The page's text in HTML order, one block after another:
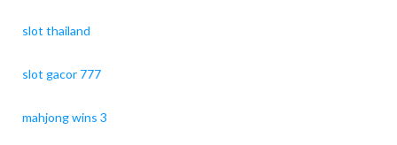
slot thailand
slot gacor 777
mahjong wins 3